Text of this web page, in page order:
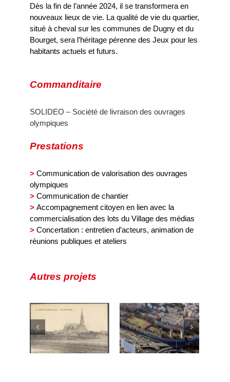
Dès la fin de l’année 2024, il se transformera en
nouveaux lieux de vie. La qualité de vie du quartier,
situé à cheval sur les communes de Dugny et du
Bourget, sera l’héritage pérenne des Jeux pour les
habitants actuels et futurs.
Commanditaire
SOLIDEO – Société de livraison des ouvrages
olympiques
Prestations
> Communication de valorisation des ouvrages
olympiques
> Communication de chantier
> Accompagnement citoyen en lien avec la
commercialisation des lots du Village des médias
> Concertation : entretien d’acteurs, animation de
réunions publiques et ateliers
Autres projets
Python
Duvernois –
AMO
communication
Oursel –
Concertation
pour l’extension
de la ZAE de la
Belle Assises 2